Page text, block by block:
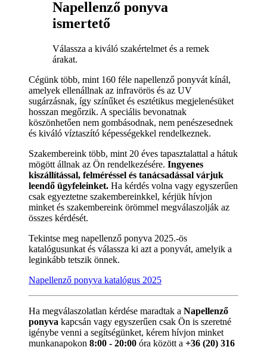
Napellenző ponyva
ismertető
Válassza a kiváló szakértelmet és a remek
árakat.
Cégünk több, mint 160 féle napellenző ponyvát kínál,
amelyek ellenállnak az infravörös és az UV
sugárzásnak, így színűket és esztétikus megjelenésüket
hosszan megőrzik. A speciális bevonatnak
köszönhetően nem gombásodnak, nem penészesednek
és kiváló víztaszító képességekkel rendelkeznek.
Szakembereink több, mint 20 éves tapasztalattal a hátuk
mögött állnak az Ön rendelkezésére. Ingyenes
kiszállítással, felméréssel és tanácsadással várjuk
leendő ügyfeleinket. Ha kérdés volna vagy egyszerűen
csak egyeztetne szakembereinkkel, kérjük hívjon
minket és szakembereink örömmel megválaszolják az
összes kérdését.
Tekintse meg napellenző ponyva 2025.-ös
katalógusunkat és válassza ki azt a ponyvát, amelyik a
leginkább tetszik önnek.
Napellenző ponyva katalógus 2025
Ha megválaszolatlan kérdése maradtak a Napellenző
ponyva kapcsán vagy egyszerűen csak Ön is szeretné
igénybe venni a segítségünket, kérem hívjon minket
munkanapokon 8:00 - 20:00 óra között a +36 (20) 316